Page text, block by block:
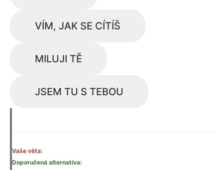
VÍM, JAK SE CÍTÍŠ
MILUJI TĚ
JSEM TU S TEBOU
Vaše věta:
Doporučená alternativa: